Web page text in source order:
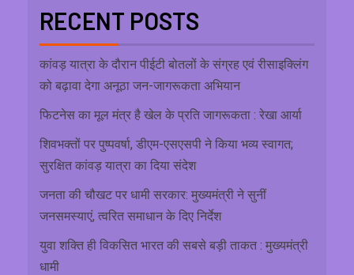
RECENT POSTS
कांवड़ यात्रा के दौरान पीईटी बोतलों के संग्रह एवं रीसाइक्लिंग
को बढ़ावा देगा अनूठा जन-जागरूकता अभियान
फिटनेस का मूल मंत्र है खेल के प्रति जागरूकता : रेखा आर्या
शिवभक्तों पर पुष्पवर्षा, डीएम-एसएसपी ने किया भव्य स्वागत;
सुरक्षित कांवड़ यात्रा का दिया संदेश
जनता की चौखट पर धामी सरकार: मुख्यमंत्री ने सुनीं
जनसमस्याएं, त्वरित समाधान के दिए निर्देश
युवा शक्ति ही विकसित भारत की सबसे बड़ी ताकत : मुख्यमंत्री
धामी